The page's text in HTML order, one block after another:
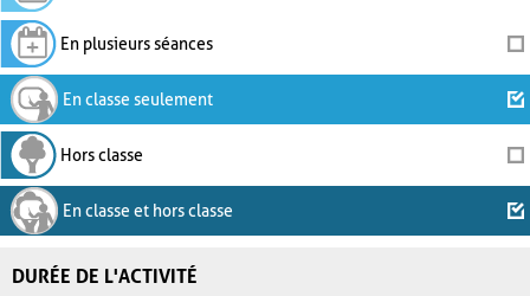
En plusieurs séances
En classe seulement
Hors classe
En classe et hors classe
DURÉE DE L'ACTIVITÉ